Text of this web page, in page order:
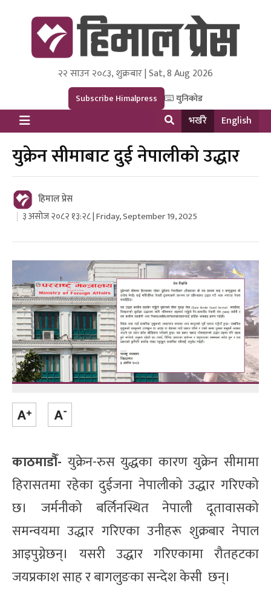
Himal Press
Dot NewsyNepal Media and Research Pvt Ltd.
२२ साउन २०८३, शुक्रबार | Sat, 8 Aug 2026
Subscribe Himalpress युनिकोड
भर्खरै English
युक्रेन सीमाबाट दुई नेपालीको उद्धार
हिमाल प्रेस
३ असोज २०८२ १३:२८ | Friday, September 19, 2025
काठमाडौँ- युक्रेन-रुस युद्धका कारण युक्रेन सीमामा
हिरासतमा रहेका दुईजना नेपालीको उद्धार गरिएको
छ। जर्मनीको बर्लिनस्थित नेपाली दूतावासको
समन्वयमा उद्धार गरिएका उनीहरू शुक्रबार नेपाल
आइपुग्नेछन्। यसरी उद्धार गरिएकामा रौतहटका
जयप्रकाश साह र बागलुङका सन्देश केसी छन्।